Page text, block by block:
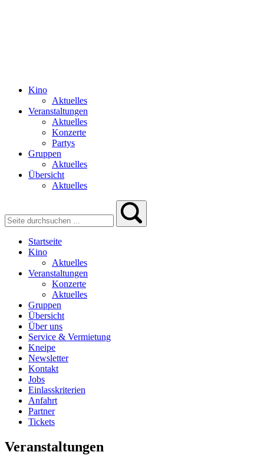
Kino
Aktuelles
Veranstaltungen
Aktuelles
Konzerte
Partys
Gruppen
Aktuelles
Übersicht
Aktuelles
Startseite
Kino
Aktuelles
Veranstaltungen
Konzerte
Aktuelles
Gruppen
Übersicht
Über uns
Service & Vermietung
Kneipe
Newsletter
Kontakt
Jobs
Einlasskriterien
Anfahrt
Partner
Tickets
Veranstaltungen